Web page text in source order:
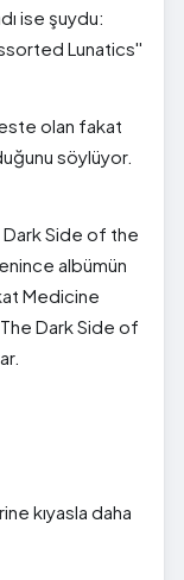
ise şuydu:
Lunatics''
olan fakat
söylüyor.
Side of the
albümün
Medicine
Dark Side of
kıyasla daha